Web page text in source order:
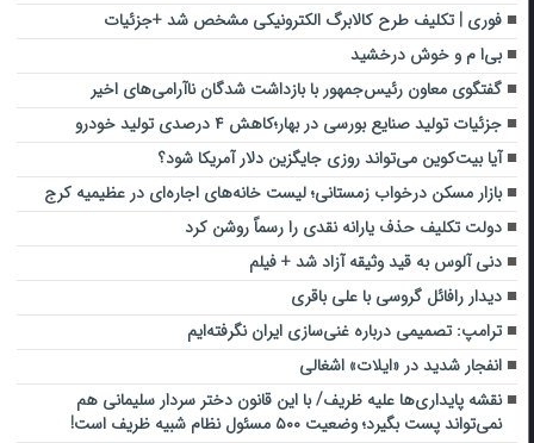
فوری | تکلیف طرح کالابرگ الکترونیکی مشخص شد +جزئیات
بی‌ا م‌ و خوش درخشید
گفتگوی معاون رئیس‌جمهور با بازداشت شدگان ناآرامی‌های اخیر
جزئیات تولید صنایع بورسی در بهار؛کاهش ۴ درصدی تولید خودرو
آیا بیت‌کوین می‌تواند روزی جایگزین دلار آمریکا شود؟
بازار مسکن درخواب زمستانی؛ لیست خانه‌های اجاره‌ای در عظیمیه کرج
دولت تکلیف حذف یارانه نقدی را رسماً روشن کرد
دنی آلوس به قید وثیقه آزاد شد + فیلم
دیدار رافائل گروسی با علی باقری
ترامپ: تصمیمی درباره غنی‌سازی ایران نگرفته‌ایم
انفجار شدید در «ایلات» اشغالی
نقشه پایداری‌ها علیه ظریف/ با این قانون دختر سردار سلیمانی هم
نمی‌تواند پست بگیرد؛ وضعیت ۵۰۰ مسئول نظام شبیه ظریف است!